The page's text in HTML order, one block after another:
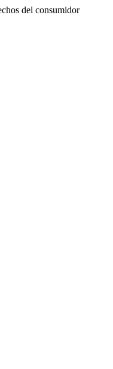
del consumidor